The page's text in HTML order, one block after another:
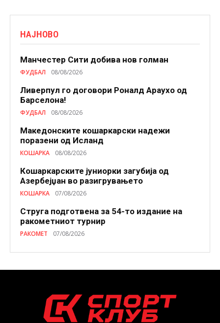
НАЈНОВО
Манчестер Сити добива нов голман
ФУДБАЛ 08/08/2026
Ливерпул го договори Роналд Араухо од
Барселона!
ФУДБАЛ 08/08/2026
Македонските кошаркарски надежи
поразени од Исланд
КОШАРКА 08/08/2026
Кошаркарските јуниорки загубија од
Азербејџан во разигрувањето
КОШАРКА 07/08/2026
Струга подготвена за 54-то издание на
ракометниот турнир
РАКОМЕТ 07/08/2026